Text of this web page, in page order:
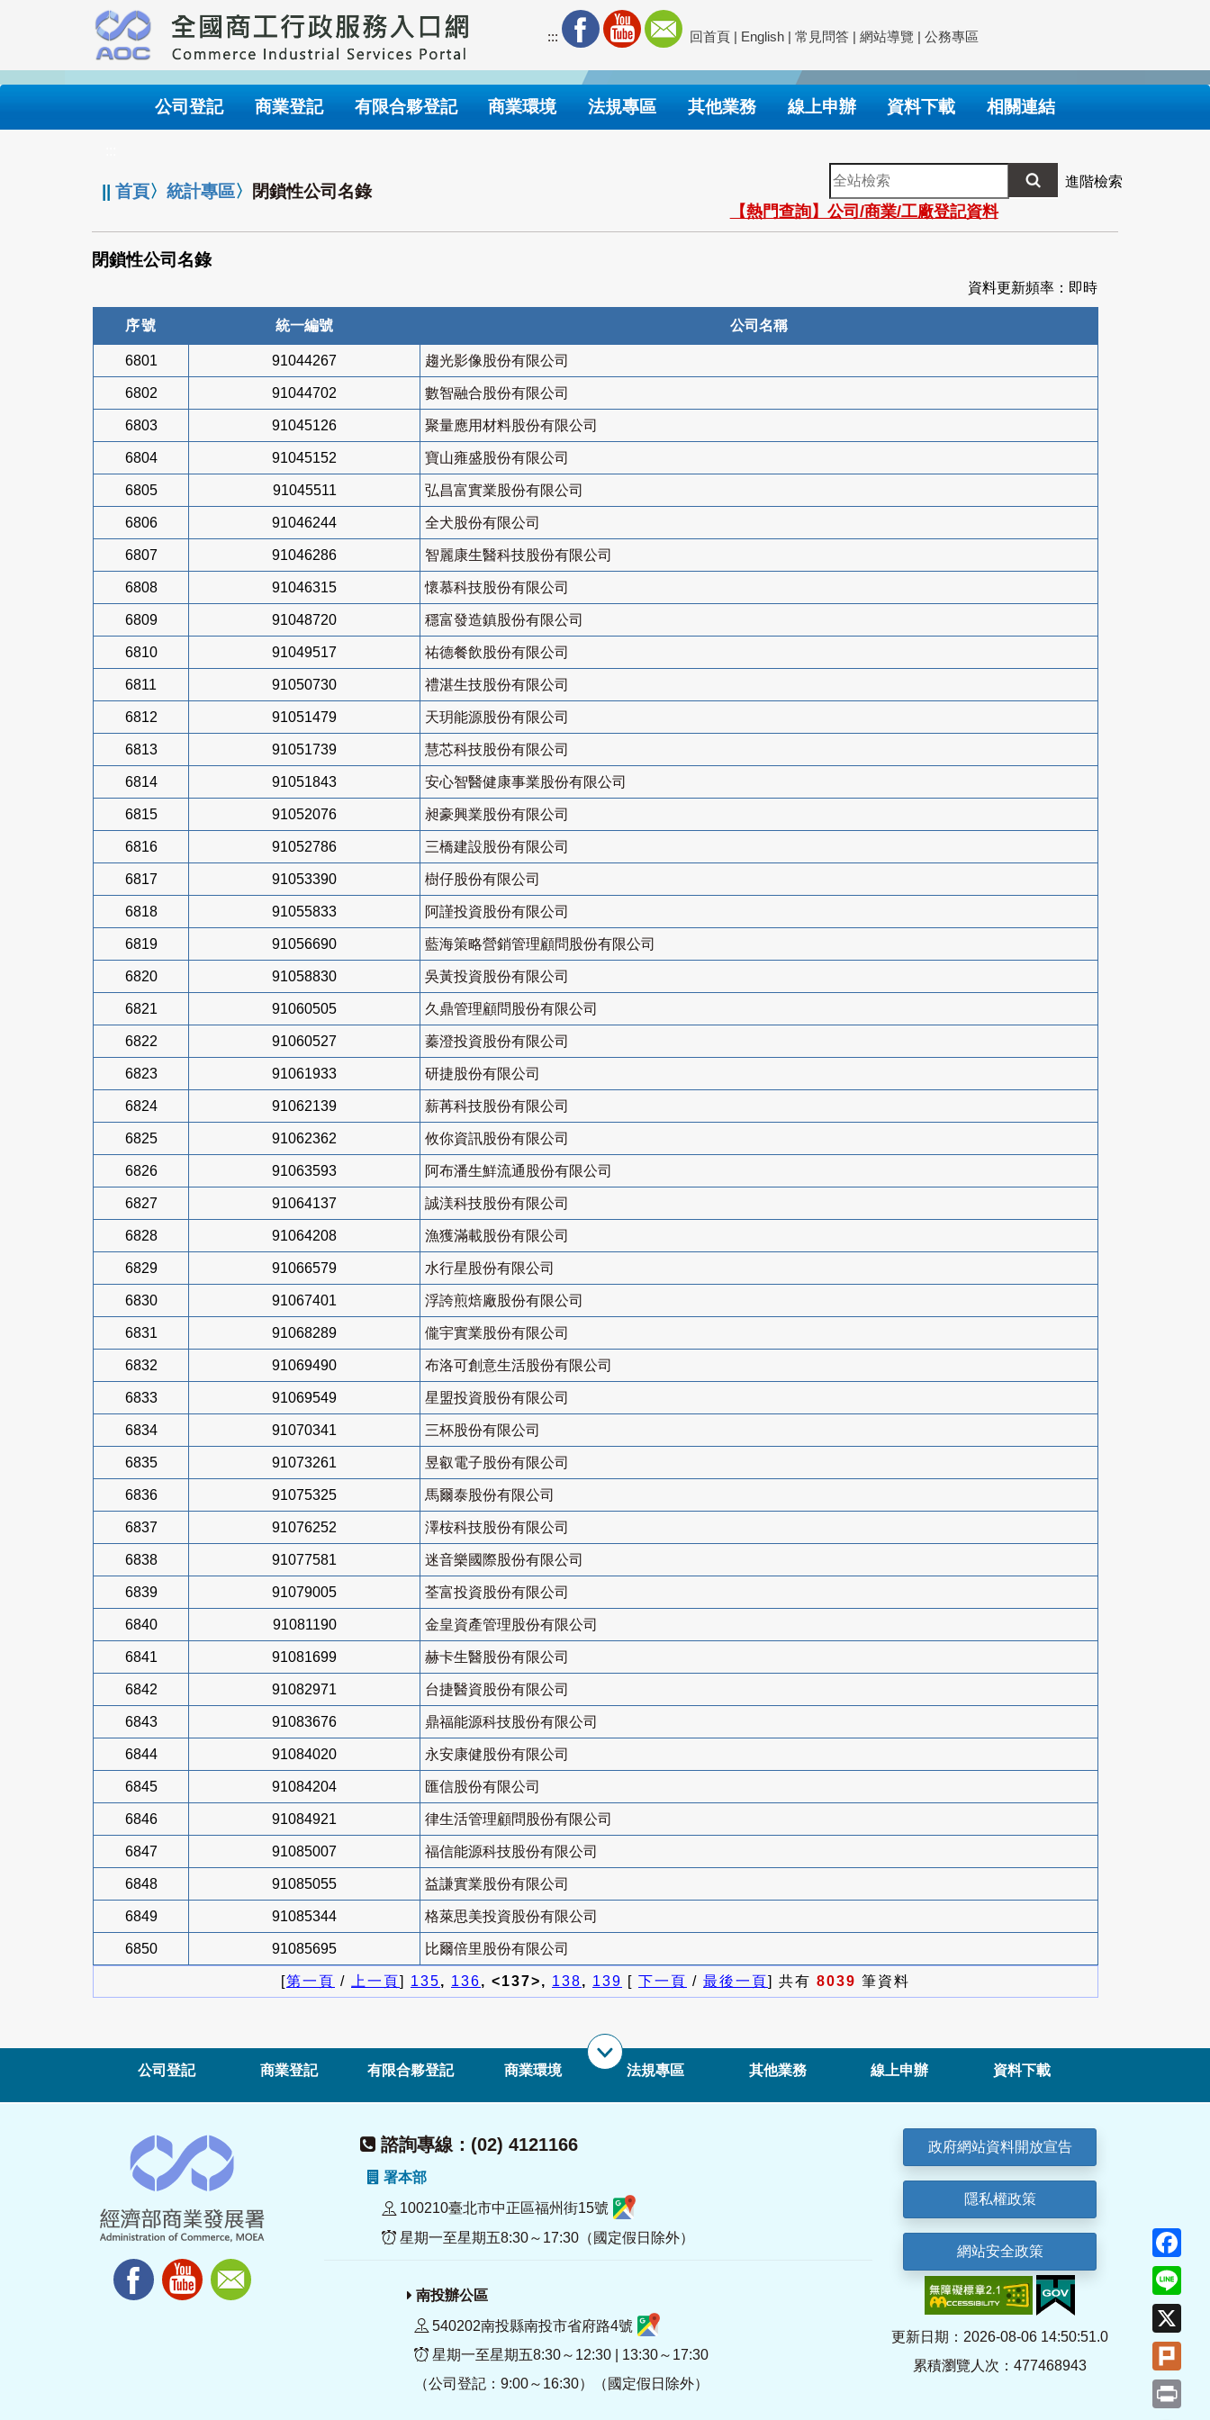
要
內
::: 回首頁 | English | 常見問答 | 網站導覽 | 公務專區
公司登記 商業登記 有限合夥登記 商業環境 法規專區 其他業務 線上申辦 資料下載 相關連結
||首頁〉統計專區〉 閉鎖性公司名錄
全
站
檢
索
進階檢索
【熱門查詢】公司/商業/工廠登記資料
閉鎖性公司名錄
資料更新頻率：即時
序號 統一編號 公司名稱
6801 91044267 趨光影像股份有限公司
6802 91044702 數智融合股份有限公司
6803 91045126 聚量應用材料股份有限公司
6804 91045152 寶山雍盛股份有限公司
6805 91045511 弘昌富實業股份有限公司
6806 91046244 全犬股份有限公司
6807 91046286 智麗康生醫科技股份有限公司
6808 91046315 懷慕科技股份有限公司
6809 91048720 穩富發造鎮股份有限公司
6810 91049517 祐德餐飲股份有限公司
6811 91050730 禮湛生技股份有限公司
6812 91051479 天玥能源股份有限公司
6813 91051739 慧芯科技股份有限公司
6814 91051843 安心智醫健康事業股份有限公司
6815 91052076 昶豪興業股份有限公司
6816 91052786 三橋建設股份有限公司
6817 91053390 樹仔股份有限公司
6818 91055833 阿謹投資股份有限公司
6819 91056690 藍海策略營銷管理顧問股份有限公司
6820 91058830 吳黃投資股份有限公司
6821 91060505 久鼎管理顧問股份有限公司
6822 91060527 蓁澄投資股份有限公司
6823 91061933 研捷股份有限公司
6824 91062139 薪苒科技股份有限公司
6825 91062362 攸你資訊股份有限公司
6826 91063593 阿布潘生鮮流通股份有限公司
6827 91064137 誠渼科技股份有限公司
6828 91064208 漁獲滿載股份有限公司
6829 91066579 水行星股份有限公司
6830 91067401 浮誇煎焙廠股份有限公司
6831 91068289 儱宇實業股份有限公司
6832 91069490 布洛可創意生活股份有限公司
6833 91069549 星盟投資股份有限公司
6834 91070341 三杯股份有限公司
6835 91073261 昱叡電子股份有限公司
6836 91075325 馬爾泰股份有限公司
6837 91076252 澤桉科技股份有限公司
6838 91077581 迷音樂國際股份有限公司
6839 91079005 荃富投資股份有限公司
6840 91081190 金皇資產管理股份有限公司
6841 91081699 赫卡生醫股份有限公司
6842 91082971 台捷醫資股份有限公司
6843 91083676 鼎福能源科技股份有限公司
6844 91084020 永安康健股份有限公司
6845 91084204 匯信股份有限公司
6846 91084921 律生活管理顧問股份有限公司
6847 91085007 福信能源科技股份有限公司
6848 91085055 益謙實業股份有限公司
6849 91085344 格萊思美投資股份有限公司
6850 91085695 比爾倍里股份有限公司
[第一頁 / 上一頁] 135, 136, <137>, 138, 139 [ 下一頁 / 最後一頁] 共有 8039 筆資料
公司登記 商業登記 有限合夥登記 商業環境 法規專區 其他業務 線上申辦 資料下載
諮詢專線：(02) 4121166
署本部
100210臺北市中正區福州街15號
星期一至星期五8:30～17:30（國定假日除外）
南投辦公區
540202南投縣南投市省府路4號
星期一至星期五8:30～12:30 | 13:30～17:30
（公司登記：9:00～16:30）（國定假日除外）
政府網站資料開放宣告
隱私權政策
網站安全政策
更新日期：2026-08-06 14:50:51.0
累積瀏覽人次：477468943